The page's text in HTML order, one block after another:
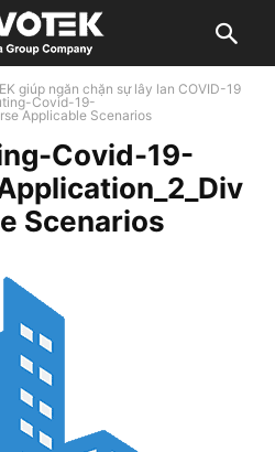
giúp ngăn chặn sự lây lan COVID-19
Covid-19-
Applicable Scenarios
Covid-19-
Scenarios